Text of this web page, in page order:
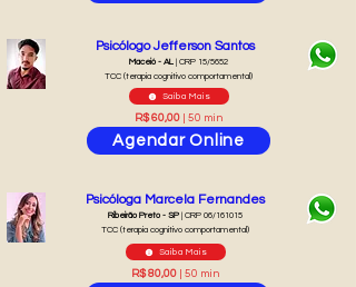
Saiba Mais
Psicólogo Jefferson Santos
Agendar Online
R$ 60,00 | 50 min
Maceió - AL | CRP 15/5652
TCC (terapia cognitivo comportamental)
Saiba Mais
Psicóloga Marcela Fernandes
R$ 80,00 | 50 min
Ribeirão Preto - SP | CRP 06/161015
TCC (terapia cognitivo comportamental)